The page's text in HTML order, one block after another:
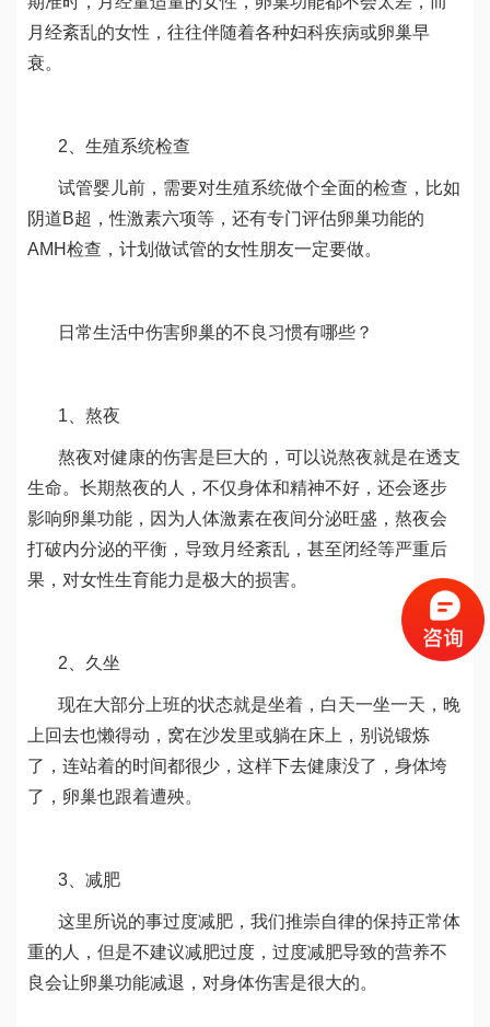
月经紊乱的女性，往往伴随着各种妇科疾病或卵巢早
衰。
2、生殖系统检查
试管婴儿前，需要对生殖系统做个全面的检查，比如
阴道B超，性激素六项等，还有专门评估卵巢功能的
AMH检查，计划做试管的女性朋友一定要做。
日常生活中伤害卵巢的不良习惯有哪些？
1、熬夜
熬夜对健康的伤害是巨大的，可以说熬夜就是在透支
生命。长期熬夜的人，不仅身体和精神不好，还会逐步
影响卵巢功能，因为人体激素在夜间分泌旺盛，熬夜会
打破内分泌的平衡，导致月经紊乱，甚至闭经等严重后
果，对女性生育能力是极大的损害。
2、久坐
现在大部分上班的状态就是坐着，白天一坐一天，晚
上回去也懒得动，窝在沙发里或躺在床上，别说锻炼
了，连站着的时间都很少，这样下去健康没了，身体垮
了，卵巢也跟着遭殃。
3、减肥
这里所说的事过度减肥，我们推崇自律的保持正常体
重的人，但是不建议减肥过度，过度减肥导致的营养不
良会让卵巢功能减退，对身体伤害是很大的。